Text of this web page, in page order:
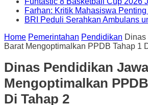
Farhan: Kritik Mahasiswa
BRI Peduli Serahkan Ambulans
Home Pemerintahan Pendidikan
Barat Mengoptimalkan PPDB Tahap 1
Dinas Pendidikan
Mengoptimalkan
Di Tahap 2